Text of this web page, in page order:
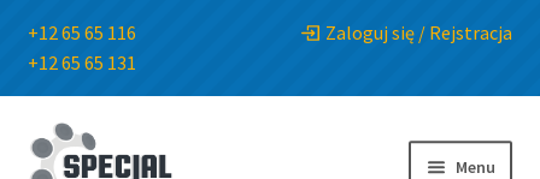
+12 65 65 116
+12 65 65 131
Zaloguj się / Rejstracja
Przejdź
do
Przejdź
do
Menu